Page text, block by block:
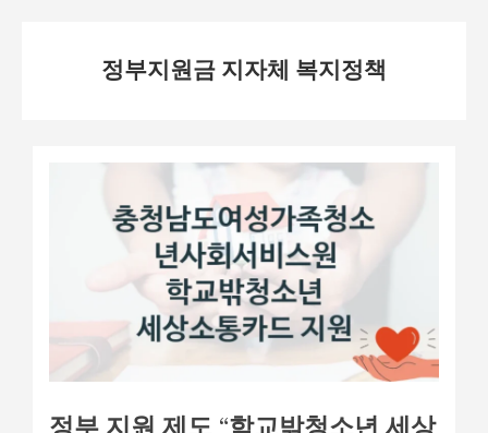
정부지원금 지자체 복지정책
정부 지원 제도 “학교밖청소년 세상